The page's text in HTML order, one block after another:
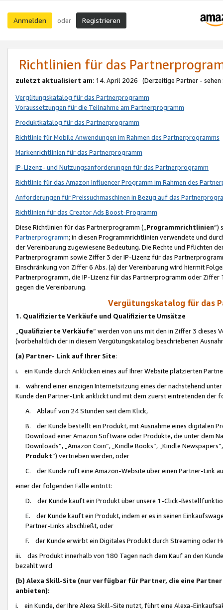
Anmelden oder Registrieren
Richtlinien für das
zuletzt aktualisiert am: 14. April 2026 (Derzeitige Partner - sehen
Vergütungskatalog für das Partnerprogramm
Voraussetzungen für die Teilnahme am Partnerprogramm
Produktkatalog für das Partnerprogramm
Richtlinie für Mobile Anwendungen im Rahmen des Partnerprogramms
Markenrichtlinien für das Partnerprogramm
IP-Lizenz- und Nutzungsanforderungen für das Partnerprogramm
Richtlinie für das Amazon Influencer Programm im Rahmen des
Anforderungen für Preissuchmaschinen in Bezug auf das
Richtlinien für das Creator Ads Boost-Programm
Diese Richtlinien für das Partnerprogramm („Programmrichtlinien“)
Partnerprogramm; in diesen Programmrichtlinien verwendete und
der Vereinbarung zugewiesene Bedeutung. Die Rechte und Pflichten
Partnerprogramm sowie Ziffer 3 der IP-Lizenz für das
Einschränkung von Ziffer 6 Abs. (a) der Vereinbarung wird hiermit
Partnerprogramm, die IP-Lizenz für das Partnerprogramm oder
gegen die Vereinbarung.
Vergütungskatalog für das
1. Qualifizierte Verkäufe und Qualifizierte Umsätze
Qualifizierte Verkäufe“ werden von uns mit den in Ziffer 3
(vorbehaltlich der in diesem Vergütungskatalog beschriebenen
(a) Partner- Link auf Ihrer Site:
i. ein Kunde durch Anklicken eines auf Ihrer Website platzierten
ii. während einer einzigen Internetsitzung eines der nachstehend
Kunde den Partner-Link anklickt und mit dem zuerst eintretenden der
A. Ablauf von 24 Stunden seit dem Klick,
B. der Kunde bestellt ein Produkt, mit Ausnahme eines digitalen
Download einer Amazon Software oder Produkte, die unter dem
Downloads“, „Amazon Coin“, „Kindle Books“, „Kindle
Produkt“) vertrieben werden, oder
C. der Kunde ruft eine Amazon-Website über einen Partner-Link
einer der folgenden Fälle eintritt:
D. der Kunde kauft ein Produkt über unsere 1-Click-
E. der Kunde kauft ein Produkt, indem er es in seinen
Partner-Links abschließt, oder
F. der Kunde erwirbt ein Digitales Produkt durch Streaming oder
iii. das Produkt innerhalb von 180 Tagen nach dem Kauf an den
bezahlt wird
(b) Alexa Skill-Site (nur verfügbar für Partner, die eine
anbieten):
i. ein Kunde, der Ihre Alexa Skill-Site nutzt, führt eine Alexa-